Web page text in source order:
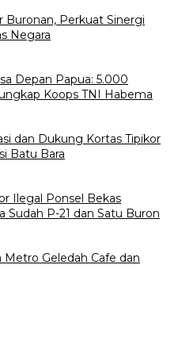
Buronan, Perkuat Sinergi
Negara
Depan Papua: 5.000
Koops TNI Habema
dan Dukung Kortas Tipikor
Batu Bara
Ilegal Ponsel Bekas
Sudah P-21 dan Satu Buron
Metro Geledah Cafe dan